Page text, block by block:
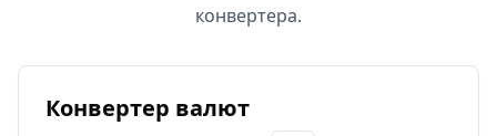
конвертера.
Конвертер валют